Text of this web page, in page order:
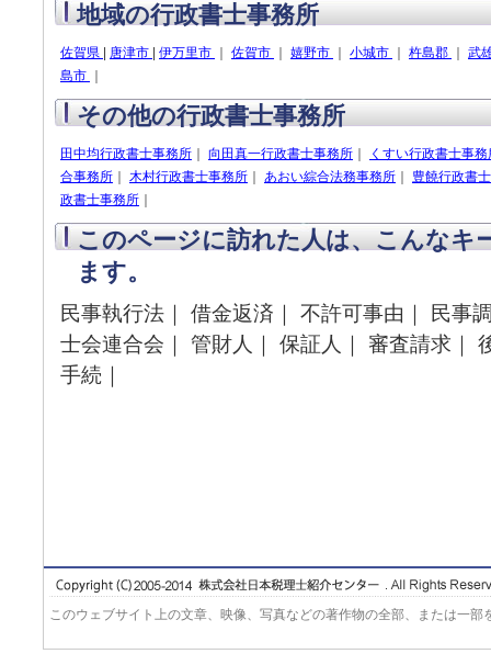
地域の行政書士事務所
佐賀県 唐津市 伊万里市 佐賀市 嬉野市 小城市 杵島郡
武
島市
その他の行政書士事務所
田中均行政書士事務所 向田真一行政書士事務所
くすい行政書士事務
合事務所
木村行政書士事務所 あおい綜合法務事務所
豊饒行政書
政書士事務所
このページに訪れた人は、こんなキ
ます。
民事執行法｜ 借金返済｜ 不許可事由｜ 民事
士会連合会｜ 管財人｜ 保証人｜ 審査請求｜
手続｜
このウェブサイト上の文章、映像、写真などの著作物の全部、または一